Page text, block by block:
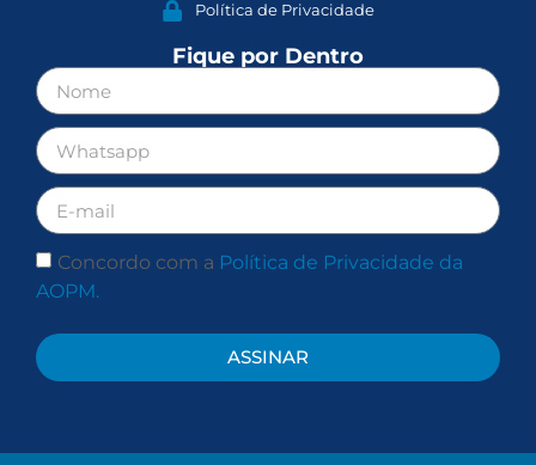
Política de Privacidade
Fique por Dentro
Concordo com a Política de Privacidade da
AOPM.
ASSINAR